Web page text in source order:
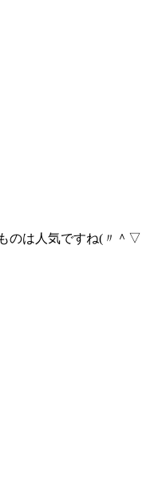
のは人気ですね(〃＾▽